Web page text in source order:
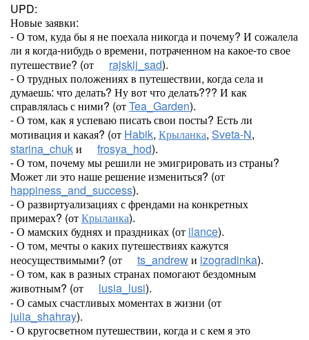
UPD:
Новые заявки:
- О том, куда бы я не поехала никогда и почему? И сожалела
ли я когда-нибудь о времени, потраченном на какое-то свое
путешествие? (от
rajskij_sad).
- О трудных положениях в путешествии, когда села и
думаешь: что делать? Ну вот что делать??? И как
справлялась с ними? (отTea_Garden).
- О том, как я успеваю писать свои посты? Есть ли
мотивация и какая? (от Habik, Крыланка, Sveta-N,
starina_chukи frosya_hod).
- О том, почему мы решили не эмигрировать из страны?
Может ли это наше решение измениться? (от
happiness_and_success).
- О развиртуализациях с френдами на конкретных
примерах? (отКрыланка).
- О мамских буднях и праздниках (от ilance).
- О том, мечты о каких путешествиях кажутся
неосуществимыми? (от
ts_andrewи izogradinka).
- О том, как в разных странах помогают бездомным
животным? (от
lusia_lusi).
- О самых счастливых моментах в жизни (от
julia_shahray).
- О кругосветном путешествии, когда и с кем я это